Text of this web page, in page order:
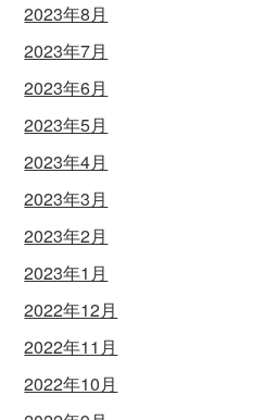
2023年8月
2023年7月
2023年6月
2023年5月
2023年4月
2023年3月
2023年2月
2023年1月
2022年12月
2022年11月
2022年10月